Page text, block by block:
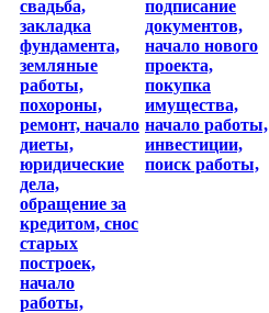
свадьба,
закладка
фундамента,
земляные
работы,
похороны,
ремонт, начало
диеты,
юридические
дела,
обращение за
кредитом, снос
старых
построек,
начало
работы,
подписание
документов,
начало нового
проекта,
покупка
имущества,
начало работы,
инвестиции,
поиск работы,